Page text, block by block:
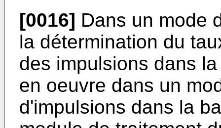
[0016] Dans un mode
la détermination du
des impulsions dans
en oeuvre dans un
d'impulsions dans la